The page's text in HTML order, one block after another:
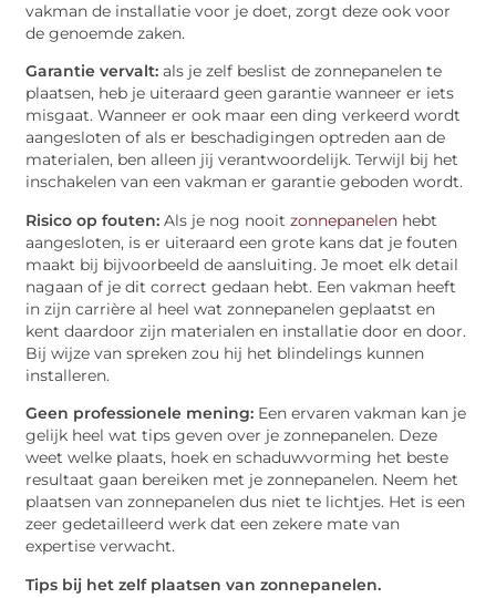
vakman de installatie voor je doet, zorgt deze ook voor
de genoemde zaken.
Garantie vervalt:als je zelf beslist de zonnepanelen te
plaatsen, heb je uiteraard geen garantie wanneer er iets
misgaat. Wanneer er ook maar een ding verkeerd wordt
aangesloten of als er beschadigingen optreden aan de
materialen, ben alleen jij verantwoordelijk. Terwijl bij het
inschakelen van een vakman er garantie geboden wordt.
Risico op fouten:Als je nog nooitzonnepanelen hebt
aangesloten, is er uiteraard een grote kans dat je fouten
maakt bij bijvoorbeeld de aansluiting. Je moet elk detail
nagaan of je dit correct gedaan hebt. Een vakman heeft
in zijn carrière al heel wat zonnepanelen geplaatst en
kent daardoor zijn materialen en installatie door en door.
Bij wijze van spreken zou hij het blindelings kunnen
installeren.
Geen professionele mening: Een ervaren vakman kan je
gelijk heel wat tips geven over je zonnepanelen. Deze
weet welke plaats, hoek en schaduwvorming het beste
resultaat gaan bereiken met je zonnepanelen. Neem het
plaatsen van zonnepanelen dus niet te lichtjes. Het is een
zeer gedetailleerd werk dat een zekere mate van
expertise verwacht.
Tips bij het zelf plaatsen van zonnepanelen.